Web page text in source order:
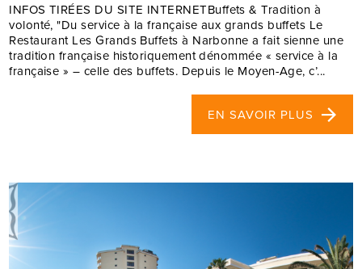
INFOS TIRÉES DU SITE INTERNETBuffets & Tradition à
volonté, "Du service à la française aux grands buffets Le
Restaurant Les Grands Buffets à Narbonne a fait sienne une
tradition française historiquement dénommée « service à la
française » – celle des buffets. Depuis le Moyen-Age, c’...
EN SAVOIR PLUS